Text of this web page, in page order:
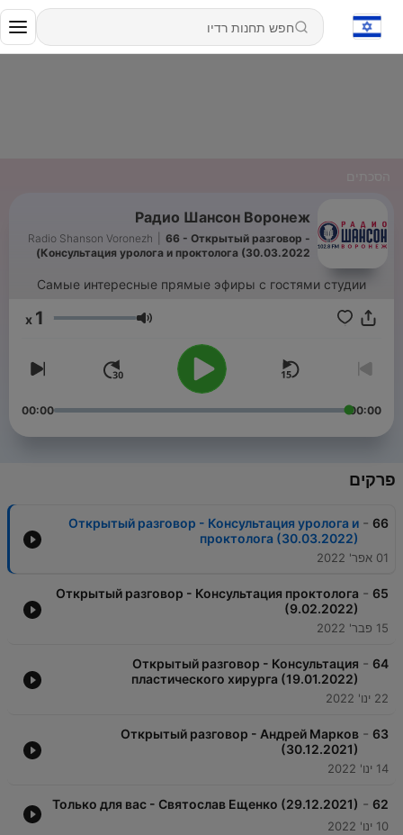
Радио Шансон Воронеж
Radio Shanson Voronezh
66 - Открытый разговор -
Консультация уролога и проктолога (30.03.2022)
Самые интересные прямые эфиры с гостями студии
עוצמת שמע 1
00:00
00:00
פרקים
66
-
Открытый разговор - Консультация уролога и
проктолога (30.03.2022)
01 אפר' 2022
65
-
Открытый разговор - Консультация проктолога
(9.02.2022)
15 פבר' 2022
64
-
Открытый разговор - Консультация
пластического хирурга (19.01.2022)
22 ינו' 2022
63
-
Открытый разговор - Андрей Марков
(30.12.2021)
14 ינו' 2022
62
-
Только для вас - Святослав Ещенко (29.12.2021)
10 ינו' 2022